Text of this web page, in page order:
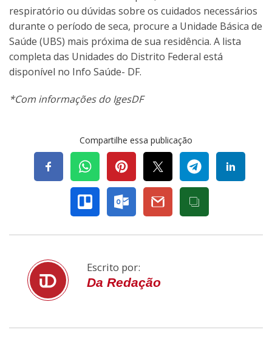
respiratório ou dúvidas sobre os cuidados necessários
durante o período de seca, procure a Unidade Básica de
Saúde (UBS) mais próxima de sua residência. A lista
completa das Unidades do Distrito Federal está
disponível no Info Saúde- DF.
*Com informações do IgesDF
Compartilhe essa publicação
Escrito por:
Da Redação